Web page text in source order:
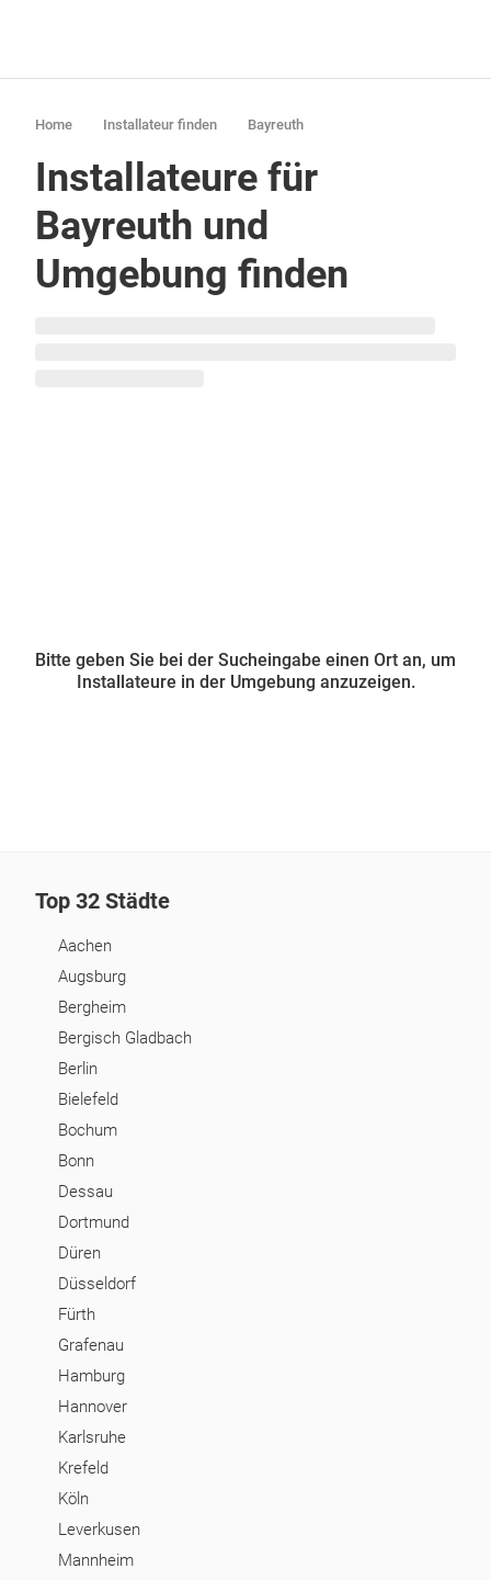
Home Installateur finden Bayreuth
Installateure für
Bayreuth und
Umgebung finden
Bitte geben Sie bei der Sucheingabe einen Ort an, um
Installateure in der Umgebung anzuzeigen.
Top 32 Städte
Aachen
Augsburg
Bergheim
Bergisch Gladbach
Berlin
Bielefeld
Bochum
Bonn
Dessau
Dortmund
Düren
Düsseldorf
Fürth
Grafenau
Hamburg
Hannover
Karlsruhe
Krefeld
Köln
Leverkusen
Mannheim